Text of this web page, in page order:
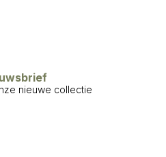
nieuwe collectie